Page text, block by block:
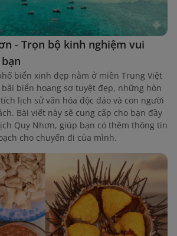
- Trọn bộ kinh nghiệm vui
biển xinh đẹp nằm ở miền Trung Việt
biển hoang sơ tuyệt đẹp, những hòn
lịch sử văn hóa độc đáo và con người
Bài viết này sẽ cung cấp cho bạn đầy
Quy Nhơn, giúp bạn có thêm thông tin
cho chuyến đi của mình.